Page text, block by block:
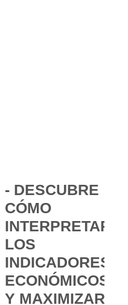
- DESCUBRE
CÓMO
INTERPRETAR
LOS
INDICADORES
ECONÓMICOS
Y MAXIMIZAR